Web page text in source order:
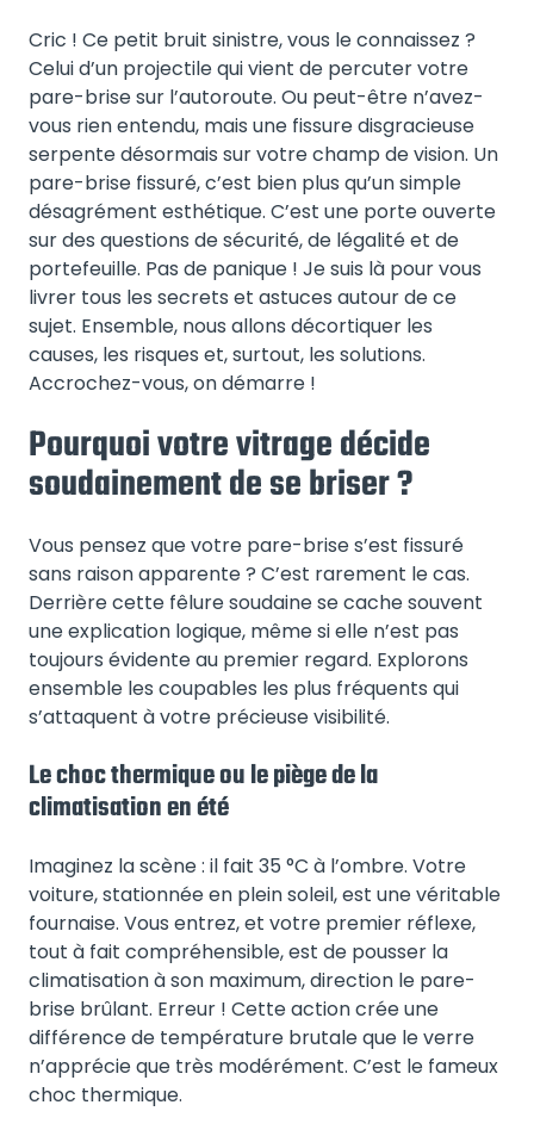
Cric ! Ce petit bruit sinistre, vous le connaissez ?
Celui d’un projectile qui vient de percuter votre
pare-brise sur l’autoroute. Ou peut-être n’avez-
vous rien entendu, mais une fissure disgracieuse
serpente désormais sur votre champ de vision. Un
pare-brise fissuré, c’est bien plus qu’un simple
désagrément esthétique. C’est une porte ouverte
sur des questions de sécurité, de légalité et de
portefeuille. Pas de panique ! Je suis là pour vous
livrer tous les secrets et astuces autour de ce
sujet. Ensemble, nous allons décortiquer les
causes, les risques et, surtout, les solutions.
Accrochez-vous, on démarre !
Pourquoi votre vitrage décide
soudainement de se briser ?
Vous pensez que votre pare-brise s’est fissuré
sans raison apparente ? C’est rarement le cas.
Derrière cette fêlure soudaine se cache souvent
une explication logique, même si elle n’est pas
toujours évidente au premier regard. Explorons
ensemble les coupables les plus fréquents qui
s’attaquent à votre précieuse visibilité.
Le choc thermique ou le piège de la
climatisation en été
Imaginez la scène : il fait 35 °C à l’ombre. Votre
voiture, stationnée en plein soleil, est une véritable
fournaise. Vous entrez, et votre premier réflexe,
tout à fait compréhensible, est de pousser la
climatisation à son maximum, direction le pare-
brise brûlant. Erreur ! Cette action crée une
différence de température brutale que le verre
n’apprécie que très modérément. C’est le fameux
choc thermique.